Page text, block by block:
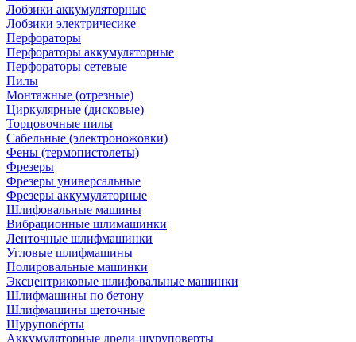
Лобзики аккумуляторные
Лобзики электричесике
Перфораторы
Перфораторы аккумуляторные
Перфораторы сетевые
Пилы
Монтажные (отрезные)
Циркулярные (дисковые)
Торцовочные пилы
Сабельные (электроножовки)
Фены (термопистолеты)
Фрезеры
Фрезеры универсальные
Фрезеры аккумуляторные
Шлифовальные машины
Вибрационные шлимашинки
Ленточные шлифмашинки
Угловые шлифмашины
Полировальные машинки
Эксцентриковые шлифовальные машинки
Шлифмашины по бетону
Шлифмашины щеточные
Шуруповёрты
Аккумуляторные дрели-шуруповерты